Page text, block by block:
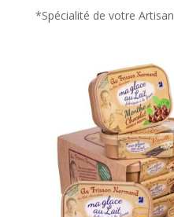
*Spécialité de votre Artisan